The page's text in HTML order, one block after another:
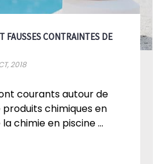
FAUSSES CONTRAINTES DE
2018
courants autour de
produits chimiques en
chimie en piscine ...